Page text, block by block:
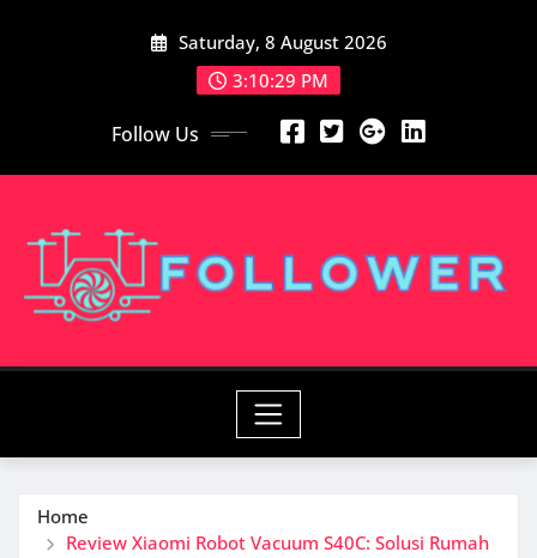
Saturday, 8 August 2026
3:10:30 PM
Follow Us
Home
Review Xiaomi Robot Vacuum S40C: Solusi Rumah